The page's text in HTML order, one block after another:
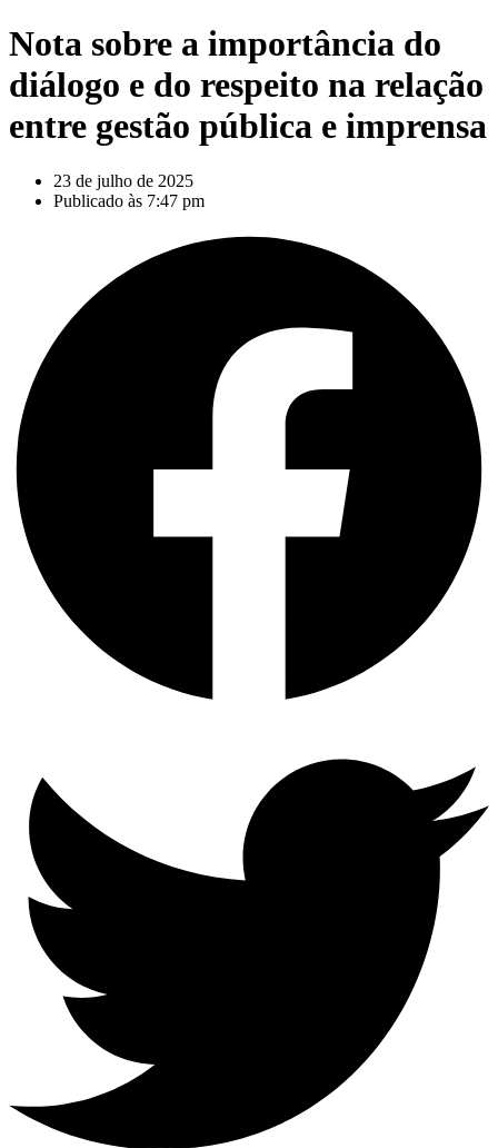
Nota sobre a importância do
diálogo e do respeito na relação
entre gestão pública e imprensa
23 de julho de 2025
Publicado às 7:47 pm